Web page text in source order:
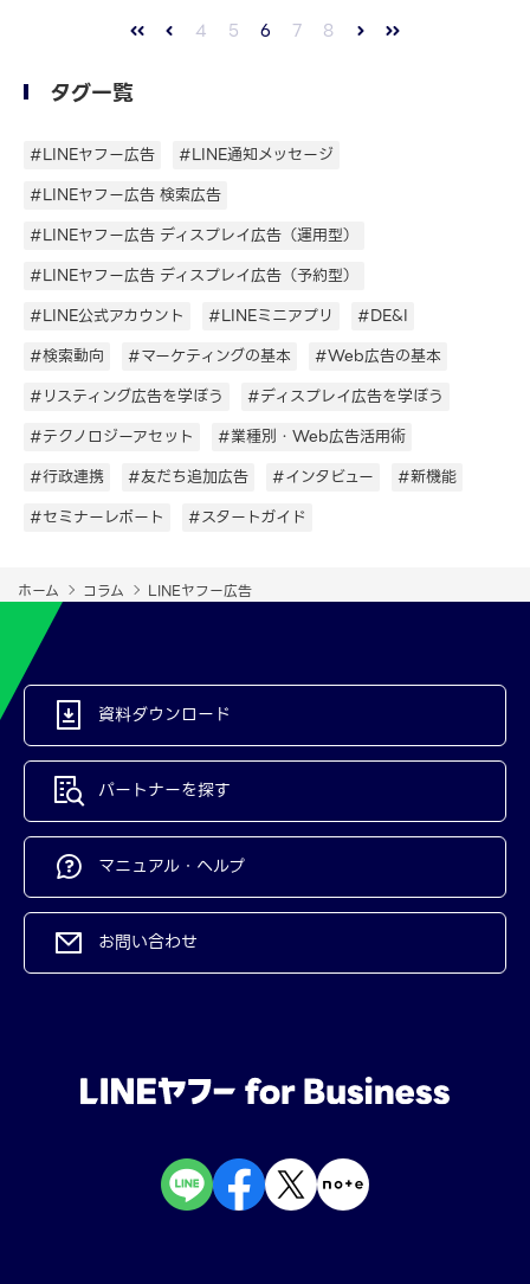
4 5 6 7 8
タグ一覧
#LINEヤフー広告
#LINE通知メッセージ
#LINEヤフー広告 検索広告
#LINEヤフー広告 ディスプレイ広告（運用型）
#LINEヤフー広告 ディスプレイ広告（予約型）
#LINE公式アカウント
#LINEミニアプリ
#DE&I
#検索動向
#マーケティングの基本
#Web広告の基本
#リスティング広告を学ぼう
#ディスプレイ広告を学ぼう
#テクノロジーアセット
#業種別・Web広告活用術
#行政連携
#友だち追加広告 #インタビュー
#新機能
#セミナーレポート
#スタートガイド
ホーム コラム LINEヤフー広告
資料ダウンロード
パートナーを探す
マニュアル・ヘルプ
お問い合わせ